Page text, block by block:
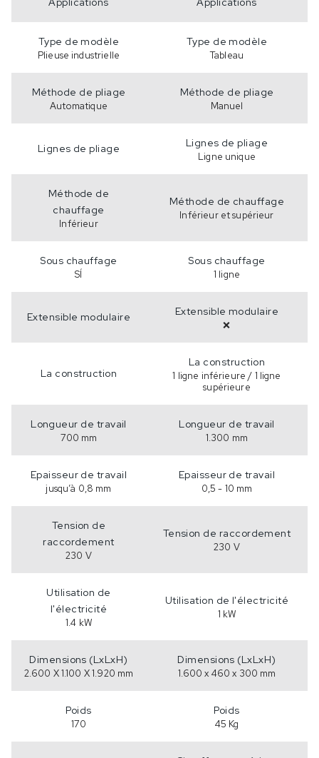
Type de modèle
Plieuse industrielle
Type de modèle
Tableau
Méthode de pliage
Automatique
Méthode de pliage
Manuel
Lignes de pliage Lignes de pliage
Ligne unique
Méthode de
chauffage
Inférieur
Méthode de chauffage
Inférieur et supérieur
Sous chauffage
SÍ
Sous chauffage
1 ligne
Extensible modulaire Extensible modulaire
❌
La construction
La construction
1 ligne inférieure / 1 ligne
supérieure
Longueur de travail
700 mm
Longueur de travail
1.300 mm
Epaisseur de travail
jusqu’à 0,8 mm
Epaisseur de travail
0,5 - 10 mm
Tension de
raccordement
230 V
Tension de raccordement
230 V
Utilisation de
l'électricité
1.4 kW
Utilisation de l'électricité
1 kW
Dimensions (LxLxH)
2.600 X 1.100 X 1.920 mm
Dimensions (LxLxH)
1.600 x 460 x 300 mm
Poids
170
Poids
45 Kg